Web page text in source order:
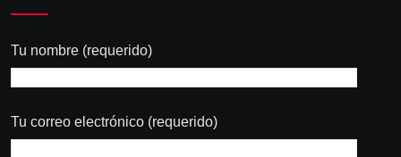
Tu nombre (requerido)
Tu correo electrónico (requerido)